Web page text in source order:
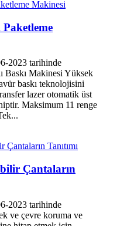
2023 tarihinde
Baskı Makinesi Yüksek
baskı teknolojisini
lazer otomatik üst
Maksimum 11 renge
Çantaların
2023 tarihinde
ve çevre koruma ve